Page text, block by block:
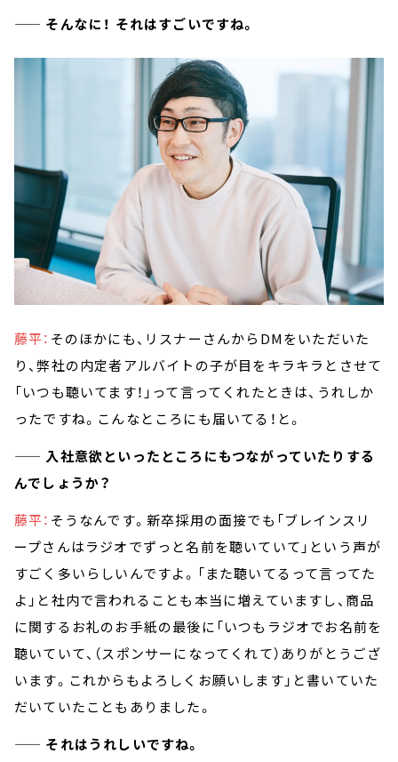
—— そんなに！ それはすごいですね。
藤平： そのほかにも、リスナーさんからDMをいただいた
り、弊社の内定者アルバイトの子が目をキラキラとさせて
「いつも聴いてます！」って言ってくれたときは、うれしか
ったですね。こんなところにも届いてる！と。
—— 入社意欲といったところにもつながっていたりする
んでしょうか？
藤平： そうなんです。新卒採用の面接でも「ブレインスリ
ープさんはラジオでずっと名前を聴いていて」という声が
すごく多いらしいんですよ。「また聴いてるって言ってた
よ」と社内で言われることも本当に増えていますし、商品
に関するお礼のお手紙の最後に「いつもラジオでお名前を
聴いていて、（スポンサーになってくれて）ありがとうござ
います。これからもよろしくお願いします」と書いていた
だいていたこともありました。
—— それはうれしいですね。